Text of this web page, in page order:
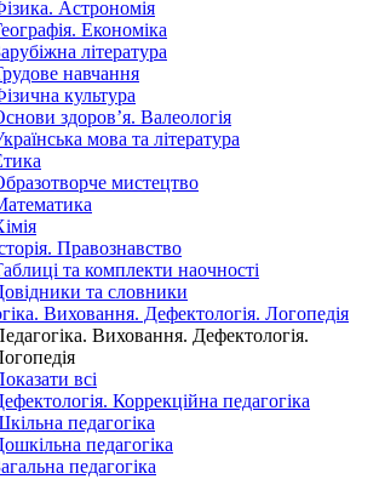
Астрономія
Економіка
література
навчання
культура
здоров’я. Валеологія
мова та література
мистецтво
Правознавство
та комплекти наочності
та словники
Виховання. Дефектологія. Логопедія
Виховання. Дефектологія.
всі
Коррекційна педагогіка
педагогіка
педагогіка
педагогіка